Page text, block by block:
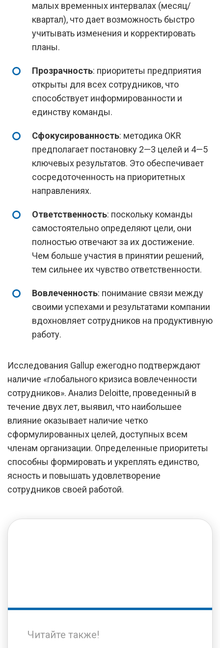
малых временных интервалах (месяц/
квартал), что дает возможность быстро
учитывать изменения и корректировать
планы.
Прозрачность: приоритеты предприятия
открыты для всех сотрудников, что
способствует информированности и
единству команды.
Сфокусированность: методика OKR
предполагает постановку 2—3 целей и 4—5
ключевых результатов. Это обеспечивает
сосредоточенность на приоритетных
направлениях.
Ответственность: поскольку команды
самостоятельно определяют цели, они
полностью отвечают за их достижение.
Чем больше участия в принятии решений,
тем сильнее их чувство ответственности.
Вовлеченность: понимание связи между
своими успехами и результатами компании
вдохновляет сотрудников на продуктивную
работу.
Исследования Gallup ежегодно подтверждают
наличие «глобального кризиса вовлеченности
сотрудников». Анализ Deloitte, проведенный в
течение двух лет, выявил, что наибольшее
влияние оказывает наличие четко
сформулированных целей, доступных всем
членам организации. Определенные приоритеты
способны формировать и укреплять единство,
ясность и повышать удовлетворение
сотрудников своей работой.
Читайте также!